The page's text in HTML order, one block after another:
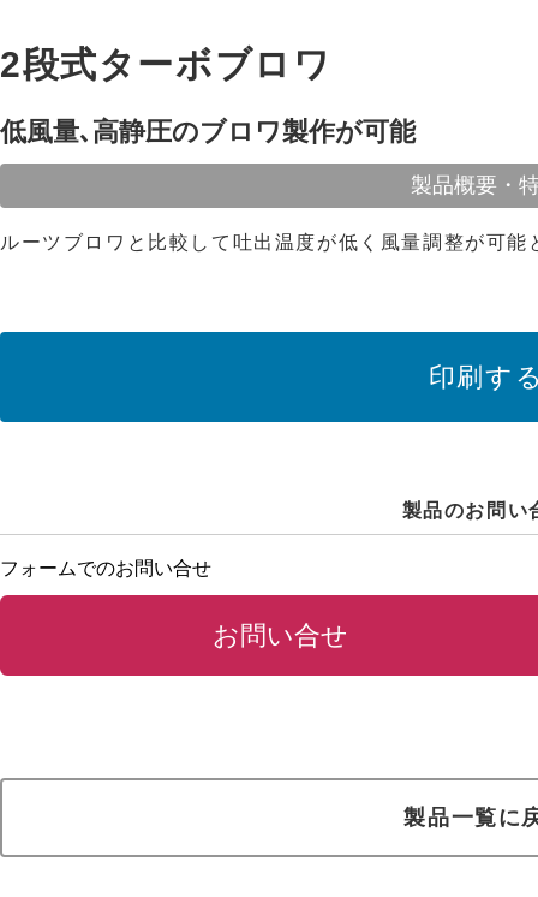
2段式ターボブロワ
低風量､高静圧のブロワ製作が可能
製品概要・
ルーツブロワと比較して吐出温度が低く風量調整が可能
印刷す
製品のお問い
フォームでのお問い合せ
お問い合せ
製品一覧に